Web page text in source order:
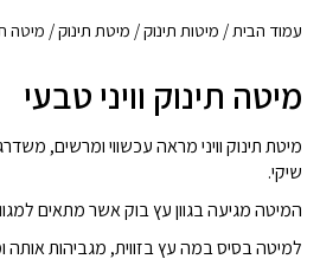
עמוד הבית/ מיטות תינוק/ מיטת תינוק/ מיטה
מיטה תינוק וויני טבעי
מיטת תינוק וויני מראה עכשווי ומרשים,
שיקי.
המיטה מגיעה בגוון עץ בוק אשר מתאים
למיטה בסיס במה עץ בזווית, מגביהות אותה